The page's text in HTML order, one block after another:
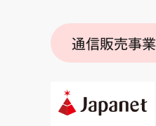
通信販売事業